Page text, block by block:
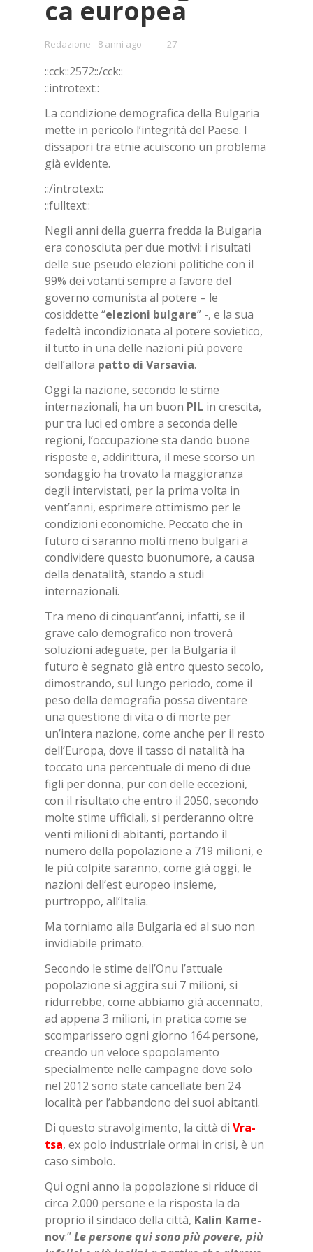
ca eu­ro­pea
Redazione 8 anni ago
•27
::cck::2572::/​cck::
::in­tro­text::
La condizione demografica della Bulgaria
mette in pericolo l’integrità del Paese. I
dissapori tra etnie acuiscono un problema
già evidente.
::/in­tro­text::
::full­text::
Negli anni della guerra fredda la Bulgaria
era conosciuta per due motivi: i risultati
delle sue pseudo elezioni politiche con il
99% dei votanti sempre a favore del
governo comunista al potere – le
cosiddette “ele­zio­ni bul­ga­re” -, e la sua
fedeltà incondizionata al potere sovietico,
il tutto in una delle nazioni più povere
dell’allora pat­to di Var­sa­via.
Oggi la nazione, secondo le stime
internazionali, ha un buon PIL in crescita,
pur tra luci ed ombre a seconda delle
regioni, l’occupazione sta dando buone
risposte e, addirittura, il mese scorso un
sondaggio ha trovato la maggioranza
degli intervistati, per la prima volta in
vent’anni, esprimere ottimismo per le
condizioni economiche. Peccato che in
futuro ci saranno molti meno bulgari a
condividere questo buonumore, a causa
della denatalità, stando a studi
internazionali.
Tra meno di cinquant’anni, infatti, se il
grave calo demografico non troverà
soluzioni adeguate, per la Bulgaria il
futuro è segnato già entro questo secolo,
dimostrando, sul lungo periodo, come il
peso della demografia possa diventare
una questione di vita o di morte per
un’intera nazione, come anche per il resto
dell’Europa, dove il tasso di natalità ha
toccato una percentuale di meno di due
figli per donna, pur con delle eccezioni,
con il risultato che entro il 2050, secondo
molte stime ufficiali, si perderanno oltre
venti milioni di abitanti, portando il
numero della popolazione a 719 milioni, e
le più colpite saranno, come già oggi, le
nazioni dell’est europeo insieme,
purtroppo, all’Italia.
Ma torniamo alla Bulgaria ed al suo non
invidiabile primato.
Secondo le stime dell’Onu l’attuale
popolazione si aggira sui 7 milioni, si
ridurrebbe, come abbiamo già accennato,
ad appena 3 milioni, in pratica come se
scomparissero ogni giorno 164 persone,
creando un veloce spopolamento
specialmente nelle campagne dove solo
nel 2012 sono state cancellate ben 24
località per l’abbandono dei suoi abitanti.
Di questo stravolgimento, la città di Vra­
tsa, ex polo industriale ormai in crisi, è un
caso simbolo.
Qui ogni anno la popolazione si riduce di
circa 2.000 persone e la risposta la da
proprio il sindaco della città, Ka­lin Ka­me­
nov:”Le per­so­ne qui sono più po­ve­re, più